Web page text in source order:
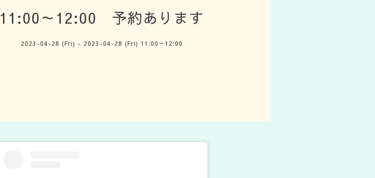
11:00～12:00 予約あります
2023-04-28 (Fri) - 2023-04-28 (Fri) 11:00～12:00